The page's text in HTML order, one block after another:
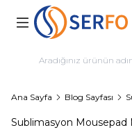
Ana Sayfa Blog Sayfası
Sublimasyon Mousepad